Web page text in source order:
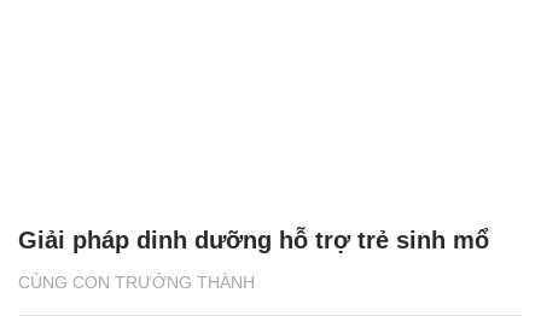
CÙNG CON TRƯỞNG THÀNH
Giải pháp dinh dưỡng hỗ trợ trẻ sinh mổ